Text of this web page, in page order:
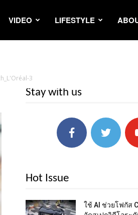
VIDEO LIFESTYLE
3
Stay with us
Hot Issue
ใช้ AI ช่วยโฟกัส